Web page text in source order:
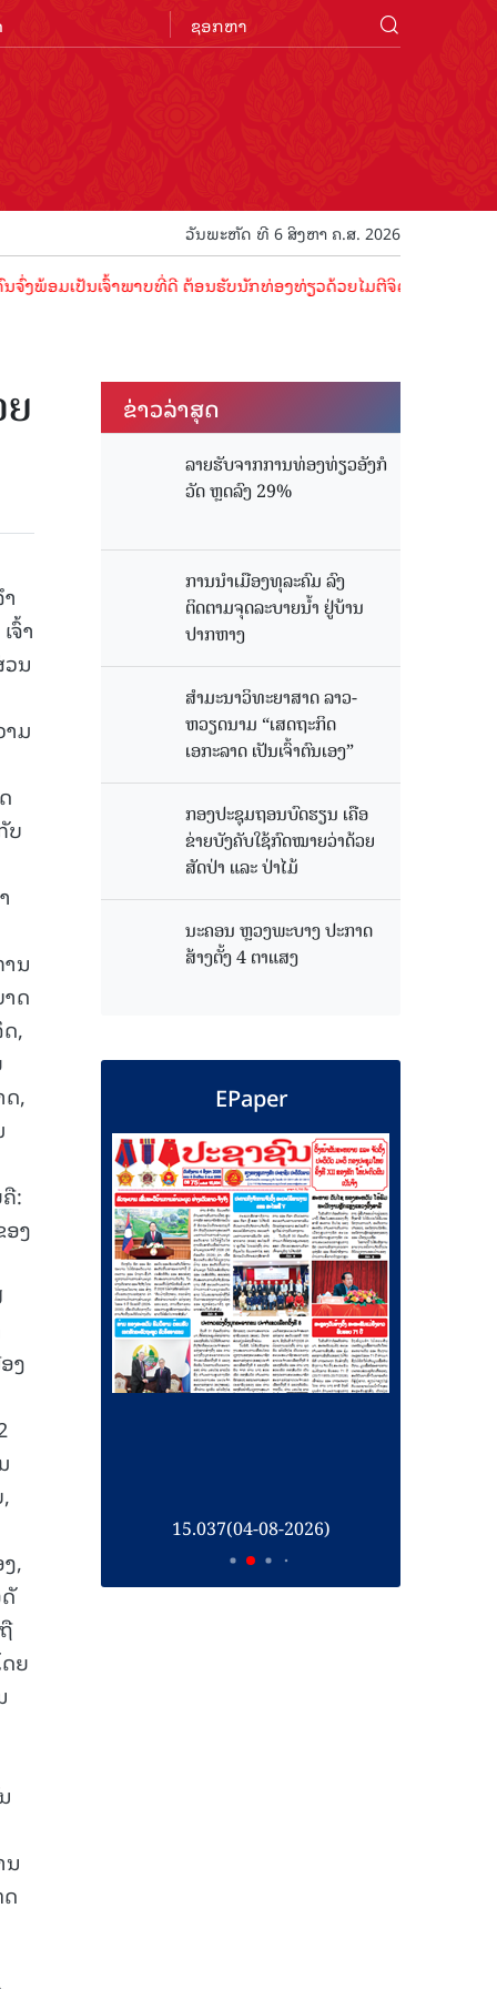
ວັນພະຫັດ ທີ 6 ສິງຫາ ຄ.ສ. 2026
ມເປັນເຈົ້າພາບທີ່ດີ ຕ້ອນຮັບນັກທ່ອງທ່ຽວດ້ວຍໄມຕີຈິດ ມິດຕະພາບອັນດູດ
ຈົ້າ
ນ
ມ
ບ
ນ
ດ
,
ດ,
:
ງ
ງ
,
ຍ
ນ
ຂ່າວ​ລ່າ​ສຸດ
ລາຍຮັບຈາກການທ່ອງທ່ຽວອັງກໍ
ວັດ ຫຼດລົງ 29%
ການນໍາເມືອງທຸລະຄົມ ລົງ
ຕິດຕາມຈຸດລະບາຍນໍ້າ ຢູ່ບ້ານ
ປາກຫາງ
ສຳມະນາວິທະຍາສາດ ລາວ-
ຫວຽດນາມ “ເສດຖະກິດ
ເອກະລາດ ເປັນເຈົ້າຕົນເອງ”
ກອງປະຊຸມຖອນບົດຮຽນ ເຄືອ
ຂ່າຍບັງຄັບໃຊ້ກົດໝາຍວ່າດ້ວຍ
ສັດປ່າ ແລະ ປ່າໄມ້
ນະຄອນ ຫຼວງພະບາງ ປະ​ກາດ​
ສ້າງ​ຕັ້ງ 4 ຕາແສງ
EPaper
15.037(04-08-2026)